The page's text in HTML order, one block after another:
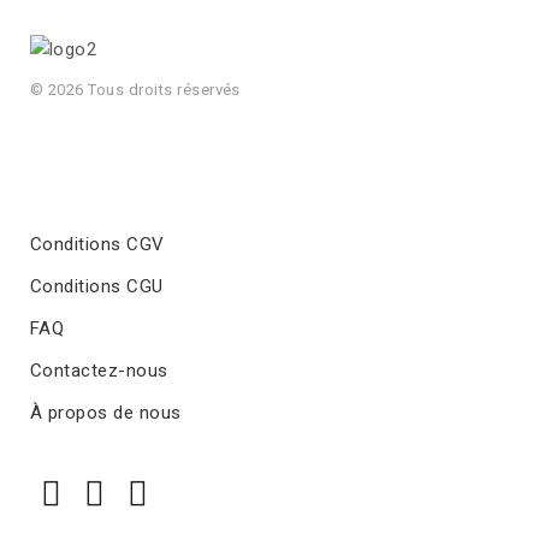
© 2026 Tous droits réservés
Conditions CGV
Conditions CGU
FAQ
Contactez-nous
À propos de nous